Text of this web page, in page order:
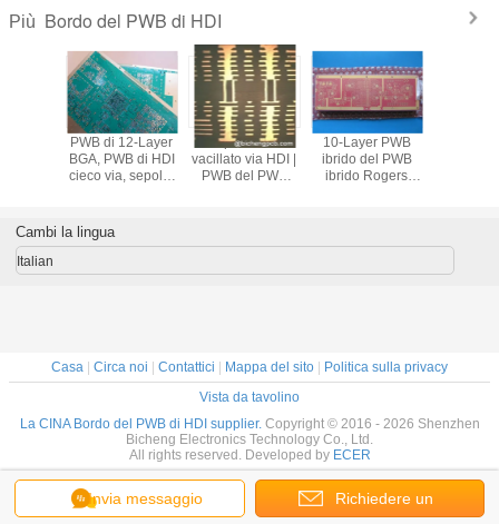
Più Bordo del PWB di HDI
di
PWB di 12-Layer
BGA, PWB di HDI
cieco via, sepolto
alta densità di
collegamento, via
Impilato via
vacillato via HDI |
PWB del PWB
il punto
del PWB di HDI?
10-Layer PWB
ibrido del PWB
ibrido Rogers
lega per saldatura
immersione
per
Invia messaggio Richiedere un
Cambi la lingua
Italian
Casa Circa noi Contattici Mappa del sito
Politica sulla privacy
Vista da tavolino
La CINA Bordo del PWB di HDI supplier. Copyright © 2016 - 2026 Shenzhen
Bicheng Electronics Technology Co., Ltd.
All rights reserved. Developed by ECER